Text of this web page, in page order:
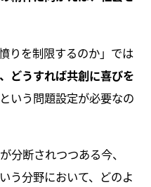
りを制限するのか」では
どうすれば共創に喜びを
という問題設定が必要なの
断されつつある今、
う分野において、どのよ